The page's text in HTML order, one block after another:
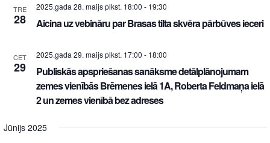
TRE
28
2025.gada 28. maijs plkst. 18:00 - 19:30
Aicina uz vebināru par Brasas tilta skvēra pārbūves ieceri
CET
29
2025.gada 29. maijs plkst. 17:00 - 18:00
Publiskās apspriešanas sanāksme detālplānojumam
zemes vienībās Brēmenes ielā 1A, Roberta Feldmaņa ielā
2 un zemes vienībā bez adreses
Jūnijs 2025